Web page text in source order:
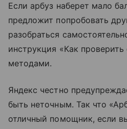
Если арбуз наберет мало
предложит попробовать
разобраться
инструкция «Как
методами.
Яндекс честно
быть неточным. Так что
отличный помощник, если